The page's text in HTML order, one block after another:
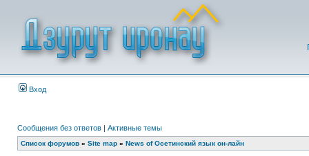
Вход
Сообщения без ответов | Активные темы
Список форумов » Site map » News of Осетинский язык он-лайн